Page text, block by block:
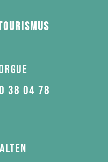
38 04 78